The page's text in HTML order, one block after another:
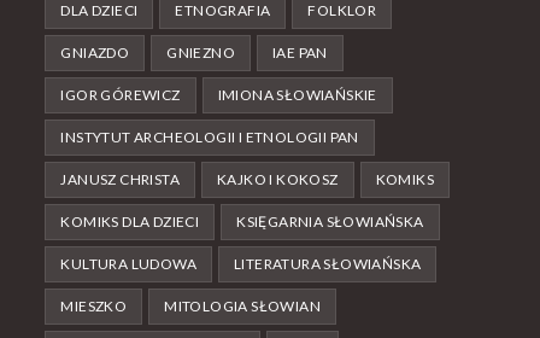
DLA DZIECI ETNOGRAFIA FOLKLOR
GNIAZDO GNIEZNO IAE PAN
IGOR GÓREWICZ IMIONA SŁOWIAŃSKIE
INSTYTUT ARCHEOLOGII I ETNOLOGII PAN
JANUSZ CHRISTA KAJKO I KOKOSZ KOMIKS
KOMIKS DLA DZIECI KSIĘGARNIA SŁOWIAŃSKA
KULTURA LUDOWA LITERATURA SŁOWIAŃSKA
MIESZKO MITOLOGIA SŁOWIAN